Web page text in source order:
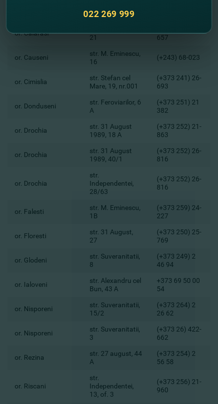
or. Calarasi
21
657
or. Causeni
str. M. Eminescu,
16
(+243) 68-023
or. Cimislia
str. Stefan cel
Mare, 19, nr.001
(+373 241) 26-
693
or. Donduseni
str. Feroviarilor, 6
A
(+373 251) 21
382
or. Drochia
str. 31 August
1989, 18 A
(+373 252) 21-
863
or. Drochia
str. 31 August
1989, 40/1
(+373 252) 26-
816
or. Drochia
str.
Independentei,
28/63
(+373 252) 26-
816
or. Falesti
str. M. Eminescu,
1B
(+373 259) 24-
227
or. Floresti
str. 31 August,
27
(+373 250) 25-
769
or. Glodeni
str. Suveranitatii,
8
(+373 249) 2
46 94
or. Ialoveni
str. Alexandru cel
Bun, 43 A
+373 69 50 00
54
or. Nisporeni
str. Suveranitatii,
15/2
(+373 264) 2
26 62
or. Nisporeni
str. Suveranitatii,
3
(+373 26) 422-
662
or. Rezina
str. 27 august, 44
A
(+373 254) 2
56 58
or. Riscani
str.
Independentei,
13, of. 3
(+373 256) 21-
960
022 269 999